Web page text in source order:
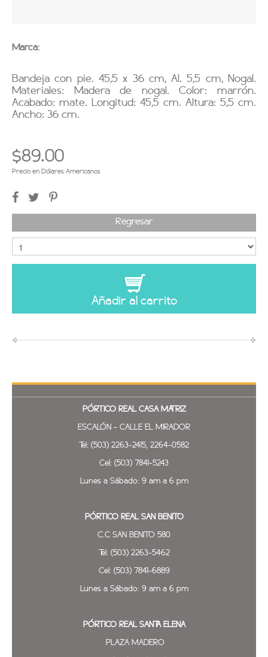
Marca:
Bandeja con pie. 45,5 x 36 cm, Al. 5,5 cm, Nogal.
Materiales: Madera de nogal. Color: marrón.
Acabado: mate. Longitud: 45,5 cm. Altura: 5,5 cm.
Ancho: 36 cm.
$89.00
Precio en Dólares Americanos
Regresar
Añadir al carrito
PÓRTICO REAL CASA MATRIZ
ESCALÓN - CALLE EL MIRADOR
Tel: (503) 2263-2415, 2264-0582
Cel: (503) 7841-5243
Lunes a Sábado: 9 am a 6 pm
PÓRTICO REAL SAN BENITO
C.C SAN BENITO 580
Tel: (503) 2263-5462
Cel: (503) 7841-6889
Lunes a Sábado: 9 am a 6 pm
PÓRTICO REAL SANTA ELENA
PLAZA MADERO